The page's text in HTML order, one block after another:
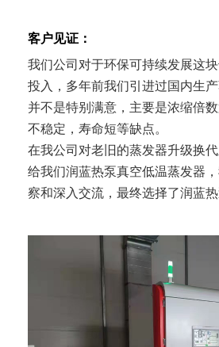
客户见证：
我们公司对于环保可持续发展这
投入，多年前我们引进过国内生
并不是特别满意，主要是浓缩倍
不稳定，寿命短等缺点。
在我公司对老旧的蒸发器升级换
给我们润蓝热泵真空低温蒸发器
察和深入交流，最终选择了润蓝热